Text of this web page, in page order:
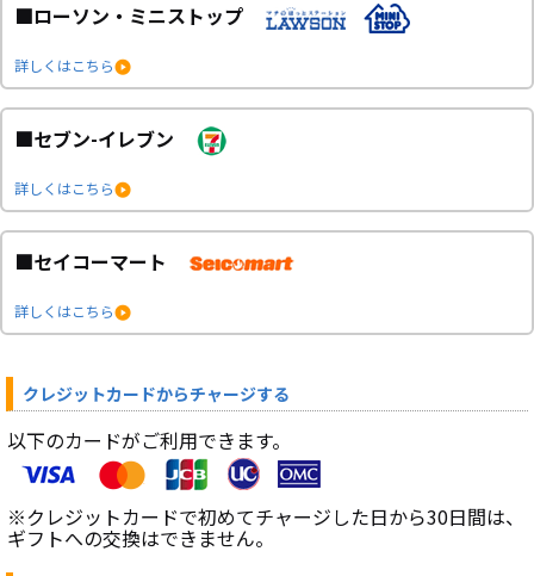
■ローソン・ミニストップ
詳しくはこちら
■セブン-イレブン
詳しくはこちら
■セイコーマート
詳しくはこちら
クレジットカードからチャージする
以下のカードがご利用できます。
※クレジットカードで初めてチャージした日から30日間は、
ギフトへの交換はできません。